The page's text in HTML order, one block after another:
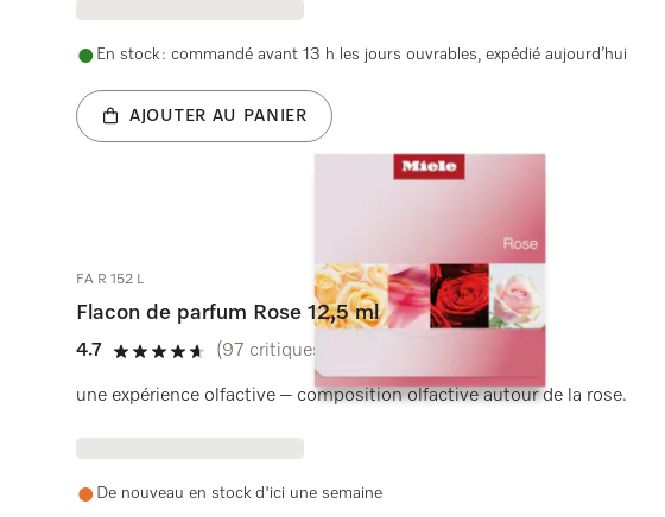
En stock : commandé avant 13 h les jours ouvrables, expédié aujourd’hui
AJOUTER AU PANIER
FA R 152 L
Flacon de parfum Rose 12,5 ml
4.7
4.7 étoiles sur 5
(97 critiques)
une expérience olfactive – composition olfactive autour de la rose.
De nouveau en stock d'ici une semaine